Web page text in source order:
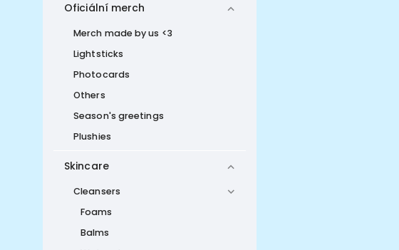
Oficiální merch
Merch made by us <3
Lightsticks
Photocards
Others
Season's greetings
Plushies
Skincare
Cleansers
Foams
Balms